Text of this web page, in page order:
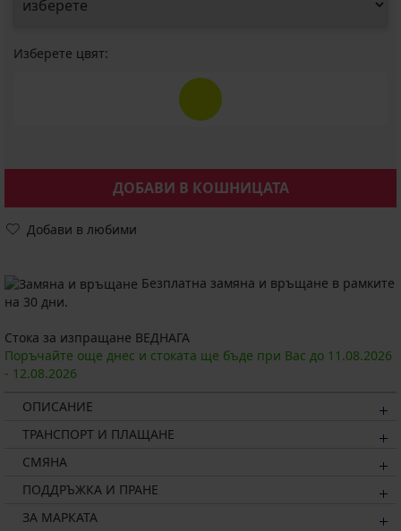
Изберете цвят:
ДОБАВИ В КОШНИЦАТА
Добави в любими
Безплатна замяна и връщане в рамките
на 30 дни.
Стока за изпращане ВЕДНАГА
Поръчайте още днес и стоката ще бъде при Вас до 11.08.2026
- 12.08.2026
ОПИСАНИЕ
ТРАНСПОРТ И ПЛАЩАНЕ
СМЯНА
ПОДДРЪЖКА И ПРАНЕ
ЗА МАРКАТА